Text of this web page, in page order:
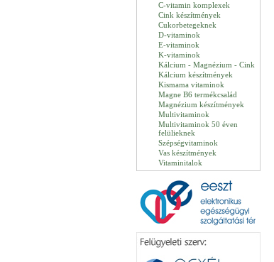
C-vitamin komplexek
Cink készítmények
Cukorbetegeknek
D-vitaminok
E-vitaminok
K-vitaminok
Kálcium - Magnézium - Cink
Kálcium készítmények
Kismama vitaminok
Magne B6 termékcsalád
Magnézium készítmények
Multivitaminok
Multivitaminok 50 éven
felülieknek
Szépségvitaminok
Vas készítmények
Vitaminitalok